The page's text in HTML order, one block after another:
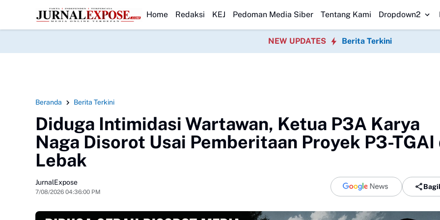
HEADLINE
Khitanan Massal GratisSaka Bahari Lanal Dumai Ajak Warga Peduli PesisirDanlanal Dumai Pimpin Bakti Sosial Bersihkan Pantai Nelayan
Home Redaksi KEJ Pedoman Media Siber Tentang Kami Dropdown2
NEW UPDATES Berita Terkini
Beranda Berita Terkini
Diduga Intimidasi Wartawan, Ketua P3A Karya
Naga Disorot Usai Pemberitaan Proyek P3-TGAI
Lebak
JurnalExpose
7/08/2026 04:36:00 PM